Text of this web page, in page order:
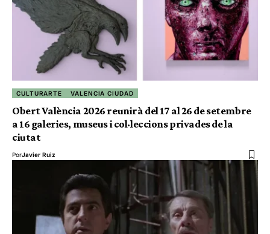
CULTURARTE VALENCIA CIUDAD
Obert València 2026 reunirà del 17 al 26 de setembre
a 16 galeries, museus i col·leccions privades de la
ciutat
PorJavier Ruiz